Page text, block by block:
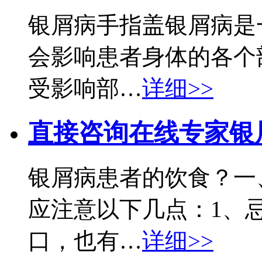
银屑病手指盖银屑病
会影响患者身体的各
受影响部…详细>>
直接咨询在线专家银
银屑病患者的饮食？
应注意以下几点：1、
口，也有…详细>>